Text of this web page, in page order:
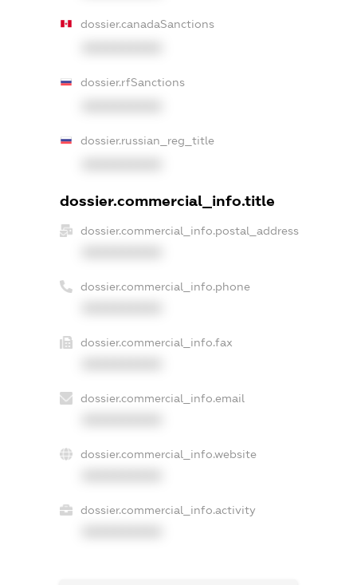
dossier.canadaSanctions
dossier.rfSanctions
dossier.russian_reg_title
dossier.commercial_info.title
dossier.commercial_info.postal_address
dossier.commercial_info.phone
dossier.commercial_info.fax
dossier.commercial_info.email
dossier.commercial_info.website
dossier.commercial_info.activity